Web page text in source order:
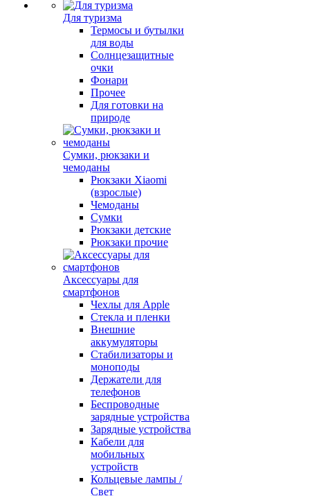
Для туризма
Термосы и бутылки
для воды
Солнцезащитные
очки
Фонари
Прочее
Для готовки на
природе
Сумки, рюкзаки и
чемоданы
Рюкзаки Xiaomi
(взрослые)
Чемоданы
Сумки
Рюкзаки детские
Рюкзаки прочие
Аксессуары для
смартфонов
Чехлы для Apple
Стекла и пленки
Внешние
аккумуляторы
Стабилизаторы и
моноподы
Держатели для
телефонов
Беспроводные
зарядные устройства
Зарядные устройства
Кабели для
мобильных
устройств
Кольцевые лампы /
Свет